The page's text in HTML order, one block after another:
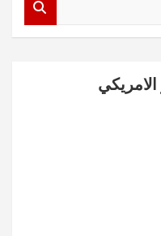
الامريكي